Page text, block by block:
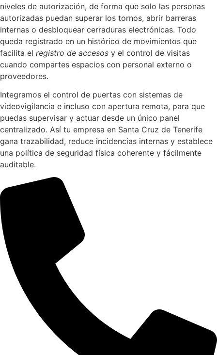
niveles de autorización, de forma que solo las personas
autorizadas puedan superar los tornos, abrir barreras
internas o desbloquear cerraduras electrónicas. Todo
queda registrado en un histórico de movimientos que
facilita el registro de accesos y el control de visitas
cuando compartes espacios con personal externo o
proveedores.
Integramos el control de puertas con sistemas de
videovigilancia e incluso con apertura remota, para que
puedas supervisar y actuar desde un único panel
centralizado. Así tu empresa en Santa Cruz de Tenerife
gana trazabilidad, reduce incidencias internas y establece
una política de seguridad física coherente y fácilmente
auditable.